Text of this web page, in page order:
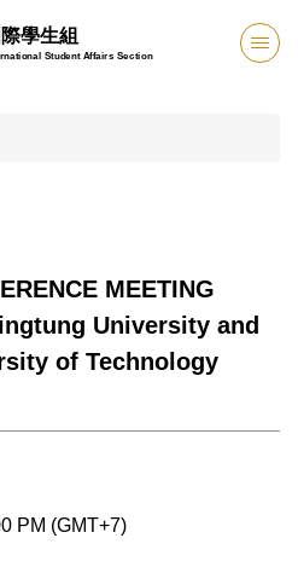
際學生組
Student Affairs Section
MEETING
University and
of Technology
PM (GMT+7)